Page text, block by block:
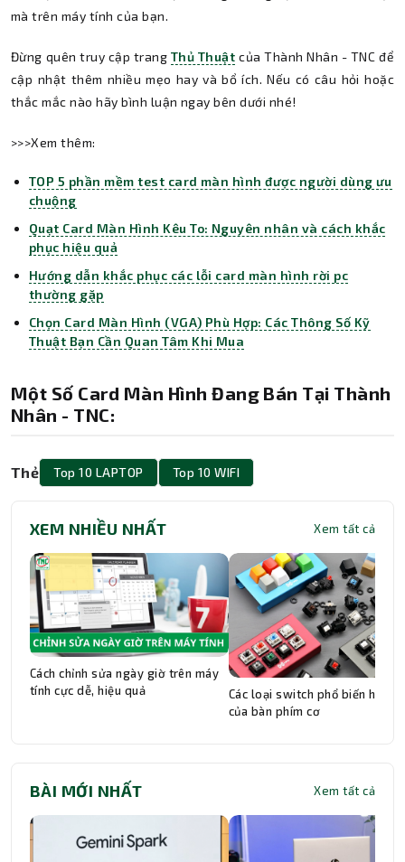
mà trên máy tính của bạn.
Đừng quên truy cập trang Thủ Thuật của Thành Nhân - TNC để
cập nhật thêm nhiều mẹo hay và bổ ích. Nếu có câu hỏi hoặc
thắc mắc nào hãy bình luận ngay bên dưới nhé!
>>>Xem thêm:
TOP 5 phần mềm test card màn hình được người dùng ưu
chuộng
Quạt Card Màn Hình Kêu To: Nguyên nhân và cách khắc
phục hiệu quả
Hướng dẫn khắc phục các lỗi card màn hình rời pc
thường gặp
Chọn Card Màn Hình (VGA) Phù Hợp: Các Thông Số Kỹ
Thuật Bạn Cần Quan Tâm Khi Mua
Một Số Card Màn Hình Đang Bán Tại Thành
Nhân - TNC:
Thẻ Top 10 LAPTOP Top 10 WIFI
XEM NHIỀU NHẤT Xem tất cả
Cách chỉnh sửa ngày giờ trên máy
tính cực dễ, hiệu quả
Các loại switch phổ biến hiện
của bàn phím cơ
BÀI MỚI NHẤT Xem tất cả